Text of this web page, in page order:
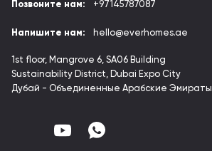
Позвоните нам: +97145787087
Напишите нам: hello@everhomes.ae
1st floor, Mangrove 6, SA06 Building
Sustainability District, Dubai Expo City
Дубай - Объединенные Арабские Эмираты